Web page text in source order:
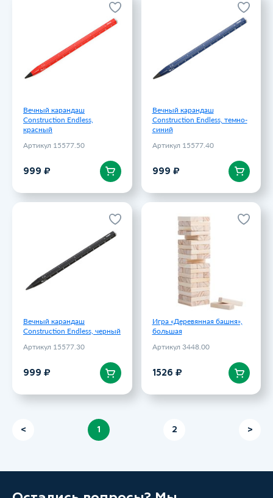
Вечный карандаш
Construction Endless,
красный
Артикул 15577.50
999 ₽
Вечный карандаш
Construction Endless,
красный
Артикул 15577.50
В корзину
Вечный карандаш
Construction Endless, темно-
синий
Артикул 15577.40
999 ₽
Вечный карандаш
Construction Endless, темно-
синий
Артикул 15577.40
В корзину
Вечный карандаш
Construction Endless, черный
Артикул 15577.30
999 ₽
Вечный карандаш
Construction Endless, черный
Артикул 15577.30
В корзину
Игра «Деревянная башня»,
большая
Артикул 3448.00
1526 ₽
Игра «Деревянная башня»,
большая
Артикул 3448.00
В корзину
< 1 2 >